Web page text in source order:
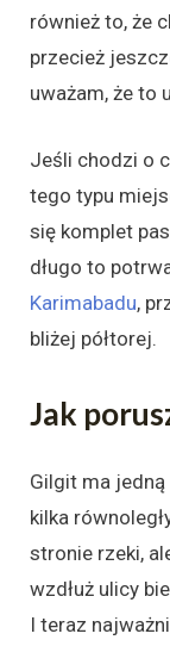
również to, że
przecież
uważam, że to
Jeśli chodzi o
tego typu
się komplet
długo to
Karimabadu,
bliżej półtorej.
Jak
Gilgit ma
kilka
stronie rzeki,
wzdłuż ulicy
I teraz